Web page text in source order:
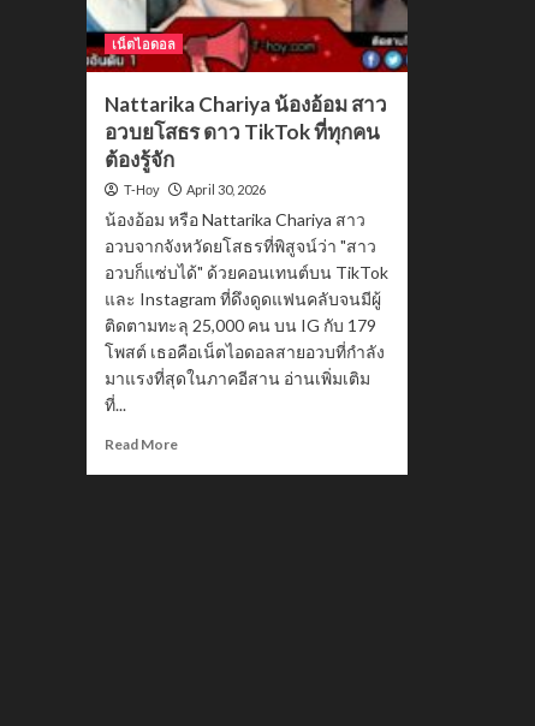
เน็ตไอดอล
Nattarika Chariya น้องอ้อม สาว
อวบยโสธร ดาว TikTok ที่ทุกคน
ต้องรู้จัก
T-Hoy April 30, 2026
น้องอ้อม หรือ Nattarika Chariya สาว
อวบจากจังหวัดยโสธรที่พิสูจน์ว่า "สาว
อวบก็แซ่บได้" ด้วยคอนเทนต์บน TikTok
และ Instagram ที่ดึงดูดแฟนคลับจนมีผู้
ติดตามทะลุ 25,000 คน บน IG กับ 179
โพสต์ เธอคือเน็ตไอดอลสายอวบที่กำลัง
มาแรงที่สุดในภาคอีสาน อ่านเพิ่มเติม
ที่...
Read MoreRead